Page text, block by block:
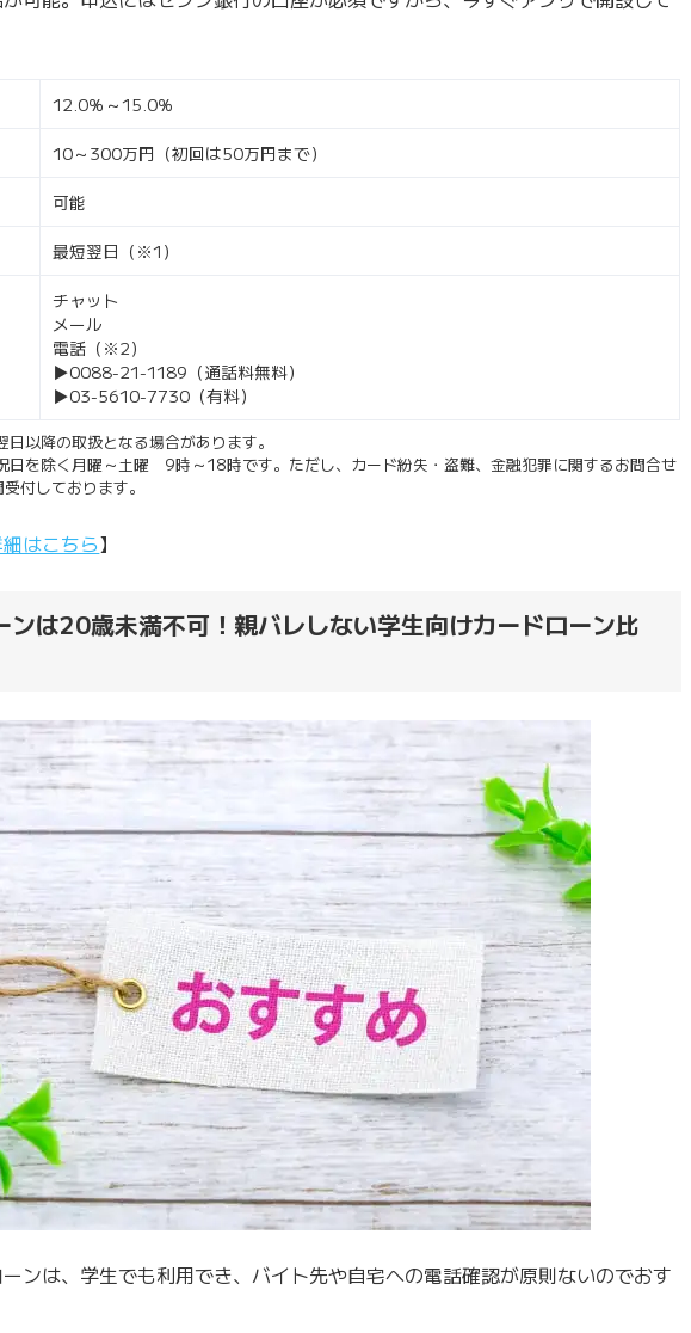
12.0％～15.0％
10～300万円（初回は50万円まで）
可能
最短翌日（※1）
チャット
メール
電話（※2）
▶0088-21-1189（通話料無料）
▶03-5610-7730（有料）
以降の取扱となる場合があります。
日を除く月曜～土曜 9時～18時です。ただし、カード紛失・盗難、金融犯罪に関するお問合せ
付しております。
はこちら】
ンは20歳未満不可！親バレしない学生向けカードローン比
ンは、学生でも利用でき、バイト先や自宅への電話確認が原則ないのでおす